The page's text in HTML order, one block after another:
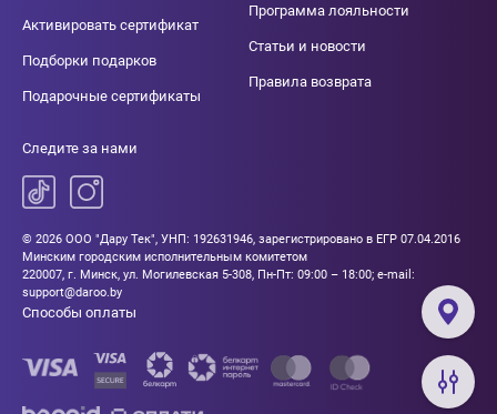
Активировать сертификат
Подборки подарков
Подарочные сертификаты
Программа лояльности
Статьи и новости
Правила возврата
Следите за нами
© 2026 ООО "Дару Тек", УНП: 192631946, зарегистрировано в ЕГР 07.04.2016
Минским городским исполнительным комитетом
220007, г. Минск, ул. Могилевская 5-308, Пн-Пт: 09:00 – 18:00; e-mail:
support@daroo.by
Способы оплаты